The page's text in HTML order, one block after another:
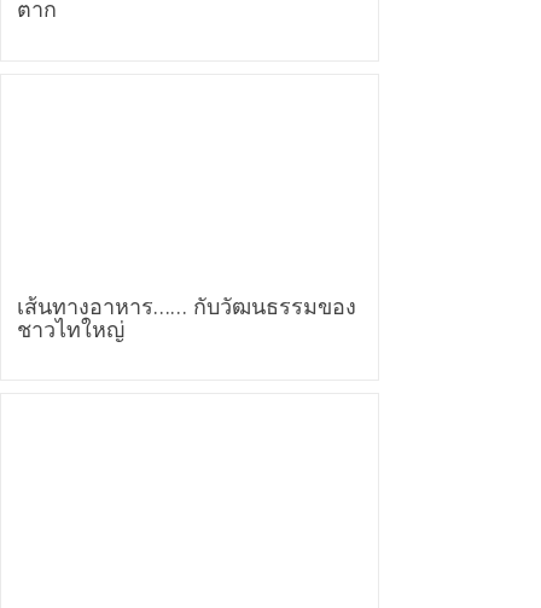
ตาก
เส้นทางอาหาร…… กับวัฒนธรรมของ
ชาวไทใหญ่